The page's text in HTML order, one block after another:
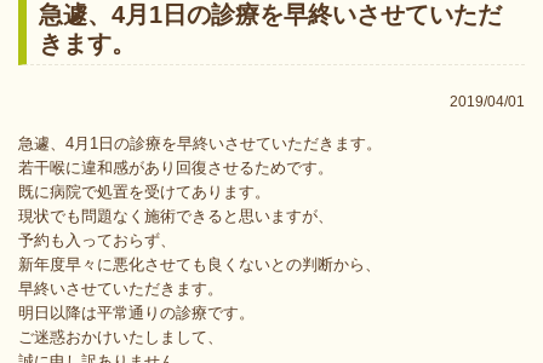
急遽、4月1日の診療を早終いさせていただ
きます。
2019/04/01
急遽、4月1日の診療を早終いさせていただきます。
若干喉に違和感があり回復させるためです。
既に病院で処置を受けてあります。
現状でも問題なく施術できると思いますが、
予約も入っておらず、
新年度早々に悪化させても良くないとの判断から、
早終いさせていただきます。
明日以降は平常通りの診療です。
ご迷惑おかけいたしまして、